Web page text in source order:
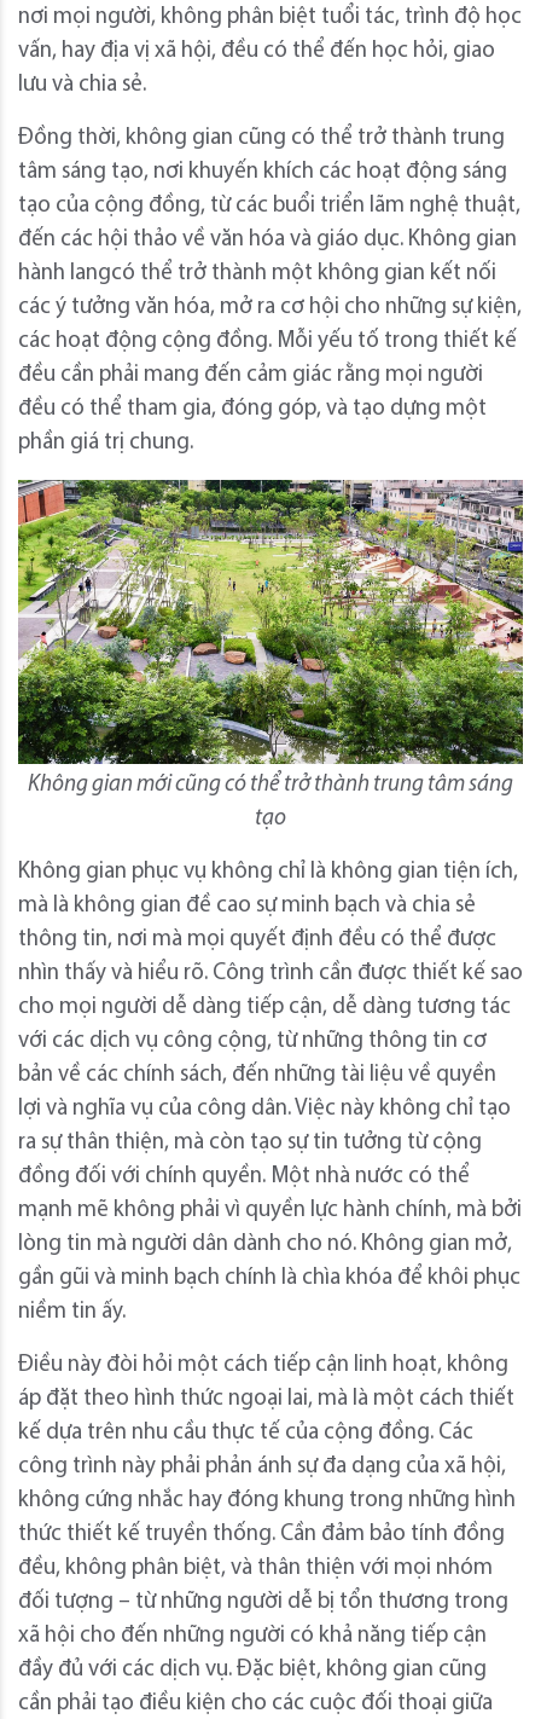
nơi mọi người, không phân biệt tuổi tác, trình độ học
vấn, hay địa vị xã hội, đều có thể đến học hỏi, giao
lưu và chia sẻ.
Đồng thời, không gian cũng có thể trở thành trung
tâm sáng tạo, nơi khuyến khích các hoạt động sáng
tạo của cộng đồng, từ các buổi triển lãm nghệ thuật,
đến các hội thảo về văn hóa và giáo dục. Không gian
hành langcó thể trở thành một không gian kết nối
các ý tưởng văn hóa, mở ra cơ hội cho những sự kiện,
các hoạt động cộng đồng. Mỗi yếu tố trong thiết kế
đều cần phải mang đến cảm giác rằng mọi người
đều có thể tham gia, đóng góp, và tạo dựng một
phần giá trị chung.
Không gian mới cũng có thể trở thành trung tâm sáng
tạo
Không gian phục vụ không chỉ là không gian tiện ích,
mà là không gian đề cao sự minh bạch và chia sẻ
thông tin, nơi mà mọi quyết định đều có thể được
nhìn thấy và hiểu rõ. Công trình cần được thiết kế sao
cho mọi người dễ dàng tiếp cận, dễ dàng tương tác
với các dịch vụ công cộng, từ những thông tin cơ
bản về các chính sách, đến những tài liệu về quyền
lợi và nghĩa vụ của công dân. Việc này không chỉ tạo
ra sự thân thiện, mà còn tạo sự tin tưởng từ cộng
đồng đối với chính quyền. Một nhà nước có thể
mạnh mẽ không phải vì quyền lực hành chính, mà bởi
lòng tin mà người dân dành cho nó. Không gian mở,
gần gũi và minh bạch chính là chìa khóa để khôi phục
niềm tin ấy.
Điều này đòi hỏi một cách tiếp cận linh hoạt, không
áp đặt theo hình thức ngoại lai, mà là một cách thiết
kế dựa trên nhu cầu thực tế của cộng đồng. Các
công trình này phải phản ánh sự đa dạng của xã hội,
không cứng nhắc hay đóng khung trong những hình
thức thiết kế truyền thống. Cần đảm bảo tính đồng
đều, không phân biệt, và thân thiện với mọi nhóm
đối tượng – từ những người dễ bị tổn thương trong
xã hội cho đến những người có khả năng tiếp cận
đầy đủ với các dịch vụ. Đặc biệt, không gian cũng
cần phải tạo điều kiện cho các cuộc đối thoại giữa